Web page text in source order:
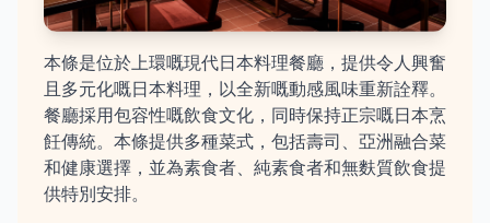
本條是位於上環嘅現代日本料理餐廳，提供令人興奮
且多元化嘅日本料理，以全新嘅動感風味重新詮釋。
餐廳採用包容性嘅飲食文化，同時保持正宗嘅日本烹
飪傳統。本條提供多種菜式，包括壽司、亞洲融合菜
和健康選擇，並為素食者、純素食者和無麩質飲食提
供特別安排。